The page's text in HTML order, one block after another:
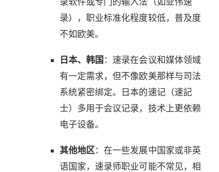
录），职业标准化程度较低，普及度
不如欧美。
日本、韩国 ：速录在会议和媒体领域
有一定需求，但不像欧美那样与司法
系统紧密绑定。日本的速记（速記
士）多用于会议记录，技术上更依赖
电子设备。
其他地区：在一些发展中国家或非英
语国家，速录师职业可能不常见，相